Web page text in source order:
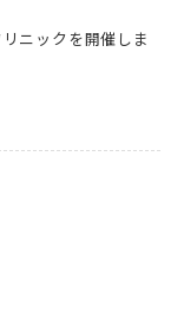
ニックを開催しま